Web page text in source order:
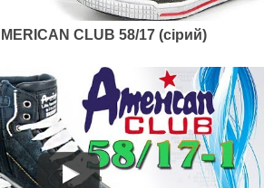
CLUB 58/17 (сірий)